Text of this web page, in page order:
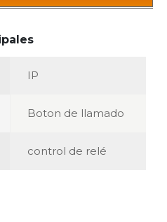
IP
Boton de llamado
control de relé